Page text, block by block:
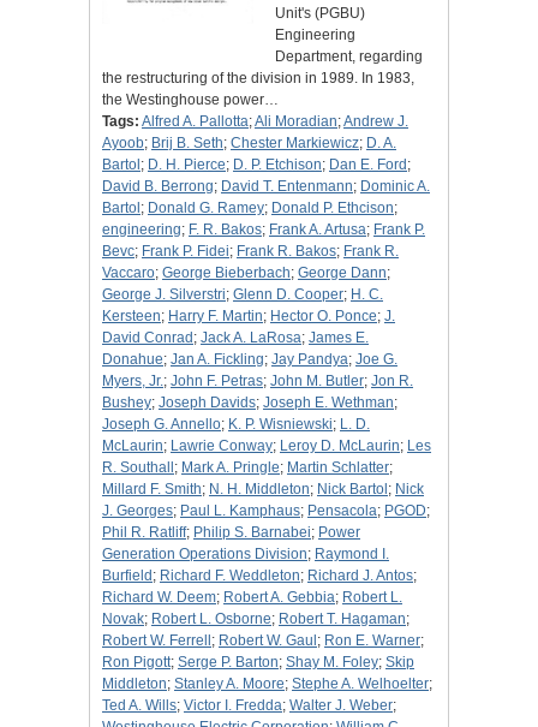
Unit's (PGBU)
Engineering
Department, regarding
the restructuring of the division in 1989. In 1983,
the Westinghouse power…
Tags: Alfred A. Pallotta;Ali Moradian;Andrew J.
Ayoob; Brij B. Seth; Chester Markiewicz; D. A.
Bartol ; D. H. Pierce; D. P. Etchison; Dan E. Ford ;
David B. Berrong; David T. Entenmann; Dominic A.
Bartol ; Donald G. Ramey; Donald P. Ethcison;
engineering; F. R. Bakos; Frank A. Artusa; Frank P.
Bevc; Frank P. Fidei; Frank R. Bakos; Frank R.
Vaccaro; George Bieberbach; George Dann;
George J. Silverstri; Glenn D. Cooper; H. C.
Kersteen; Harry F. Martin; Hector O. Ponce; J.
David Conrad ; Jack A. LaRosa; James E.
Donahue; Jan A. Fickling; Jay Pandya; Joe G.
Myers, Jr.; John F. Petras; John M. Butler; Jon R.
Bushey; Joseph Davids; Joseph E. Wethman;
Joseph G. Annello; K. P. Wisniewski; L. D.
McLaurin; Lawrie Conway; Leroy D. McLaurin; Les
R. Southall ; Mark A. Pringle; Martin Schlatter;
Millard F. Smith; N. H. Middleton; Nick Bartol ; Nick
J. Georges; Paul L. Kamphaus; Pensacola; PGOD;
Phil R. Ratliff; Philip S. Barnabei; Power
Generation Operations Division; Raymond I.
Burfield ; Richard F. Weddleton; Richard J. Antos;
Richard W. Deem; Robert A. Gebbia; Robert L.
Novak; Robert L. Osborne; Robert T. Hagaman;
Robert W. Ferrell ; Robert W. Gaul ; Ron E. Warner;
Ron Pigott; Serge P. Barton; Shay M. Foley; Skip
Middleton; Stanley A. Moore; Stephe A. Welhoelter;
Ted A. Wills; Victor I. Fredda; Walter J. Weber;